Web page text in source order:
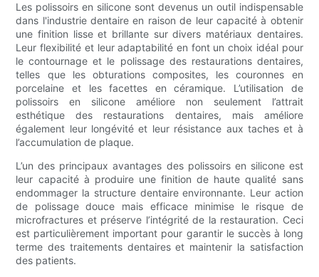
Les polissoirs en silicone sont devenus un outil indispensable
dans l'industrie dentaire en raison de leur capacité à obtenir
une finition lisse et brillante sur divers matériaux dentaires.
Leur flexibilité et leur adaptabilité en font un choix idéal pour
le contournage et le polissage des restaurations dentaires,
telles que les obturations composites, les couronnes en
porcelaine et les facettes en céramique. L’utilisation de
polissoirs en silicone améliore non seulement l’attrait
esthétique des restaurations dentaires, mais améliore
également leur longévité et leur résistance aux taches et à
l’accumulation de plaque.
L’un des principaux avantages des polissoirs en silicone est
leur capacité à produire une finition de haute qualité sans
endommager la structure dentaire environnante. Leur action
de polissage douce mais efficace minimise le risque de
microfractures et préserve l’intégrité de la restauration. Ceci
est particulièrement important pour garantir le succès à long
terme des traitements dentaires et maintenir la satisfaction
des patients.